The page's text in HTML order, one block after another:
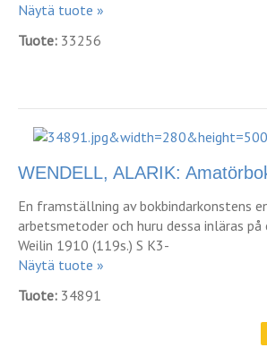
Näytä tuote »
Tuote: 33256
WENDELL, ALARIK:
En framställning av bokbindarkonstens
arbetsmetoder och huru dessa inläras på
Weilin 1910 (119s.) S K3-
Näytä tuote »
Tuote: 34891